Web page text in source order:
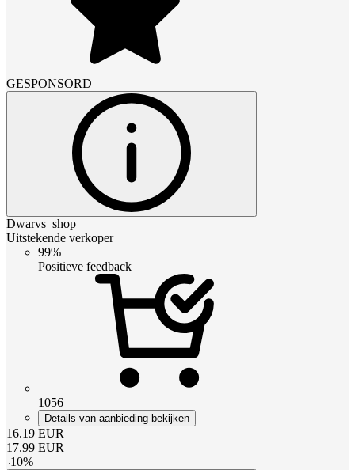
GESPONSORD
Dwarvs_shop
Uitstekende verkoper
99%
Positieve feedback
1056
Details van aanbieding bekijken
16.19 EUR
17.99 EUR
-10%